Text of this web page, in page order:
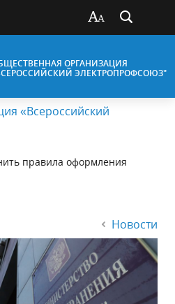
ОРГАНИЗАЦИЯ
ЭЛЕКТРОПРОФСОЮЗ"
«Всероссийский
правила оформления
Новости